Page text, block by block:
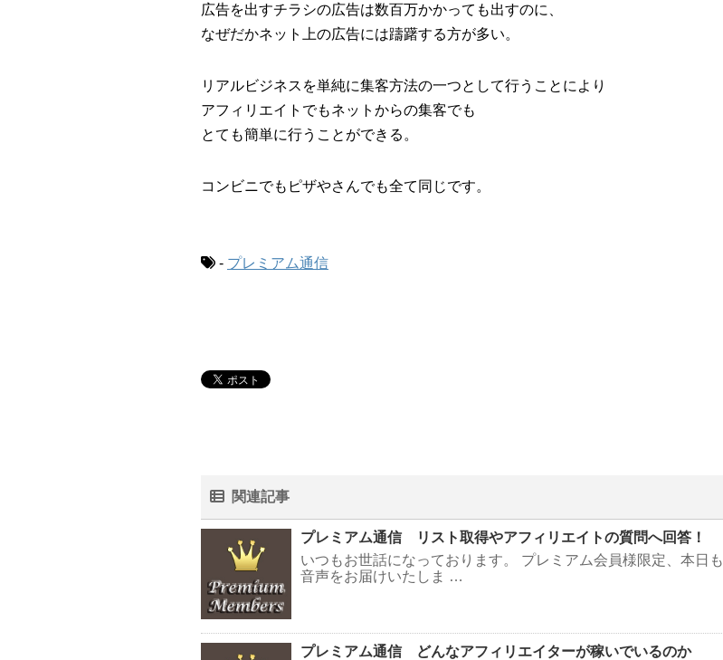
広告を出すチラシの広告は数百万かかっても出すのに、
なぜだかネット上の広告には躊躇する方が多い。
リアルビジネスを単純に集客方法の一つとして行うことにより
アフィリエイトでもネットからの集客でも
とても簡単に行うことができる。
コンビニでもピザやさんでも全て同じです。
- プレミアム通信
関連記事
プレミアム通信 リスト取得やアフィリエイトの質問へ回答！
いつもお世話になっております。 プレミアム会員様限定、本日も
音声をお届けいたしま …
プレミアム通信 どんなアフィリエイターが稼いでいるのか